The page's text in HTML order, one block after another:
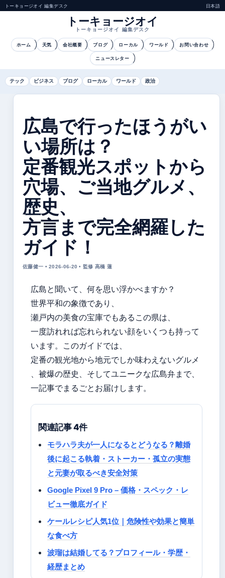
トーキョージオイ 編集デスク 日本語
トーキョージオイ
トーキョージオイ 編集デスク
ホーム 天気 会社概要 ブログ ローカル ワールド お問い合わせ
ニュースレター
テック ビジネス ブログ ローカル ワールド 政治
広島で行ったほうがい
い場所は？
定番観光スポットから
穴場、ご当地グルメ、
歴史、
方言まで完全網羅した
ガイド！
佐藤健一 • 2026-06-20 • 監修 高橋 蓮
広島と聞いて、何を思い浮かべますか？
世界平和の象徴であり、
瀬戸内の美食の宝庫でもあるこの県は、
一度訪れれば忘れられない顔をいくつも持って
います。このガイドでは、
定番の観光地から地元でしか味わえないグルメ
、被爆の歴史、そしてユニークな広島弁まで、
一記事でまるごとお届けします。
関連記事 4件
モラハラ夫が一人になるとどうなる？離婚
後に起こる執着・ストーカー・孤立の実態
と元妻が取るべき安全対策
Google Pixel 9 Pro – 価格・スペック・レ
ビュー徹底ガイド
ケールレシピ人気1位｜危険性や効果と簡単
な食べ方
波瑠は結婚してる？プロフィール・学歴・
経歴まとめ